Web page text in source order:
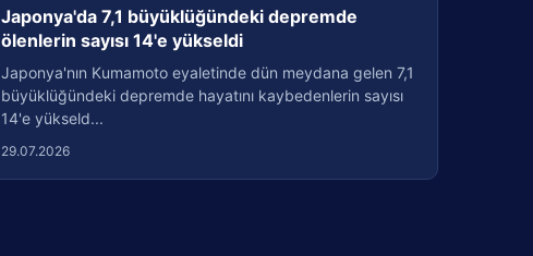
Japonya'da 7,1 büyüklüğündeki depremde
ölenlerin sayısı 14'e yükseldi
Japonya'nın Kumamoto eyaletinde dün meydana gelen 7,1
büyüklüğündeki depremde hayatını kaybedenlerin sayısı
14'e yükseld...
29.07.2026